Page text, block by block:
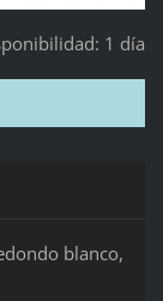
1 día
blanco,